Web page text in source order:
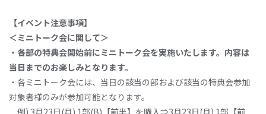
【イベント注意事項】
＜ミニトーク会に関して＞
・各部の特典会開始前にミニトーク会を実施いたします。内容は
当日までのお楽しみとなります。
・各ミニトーク会には、当日の該当の部および該当の特典会参加
対象者様のみが参加可能となります。
例) 3月23日(月) 1部(B)【前半】を購入⇒3月23日(月) 1部【前